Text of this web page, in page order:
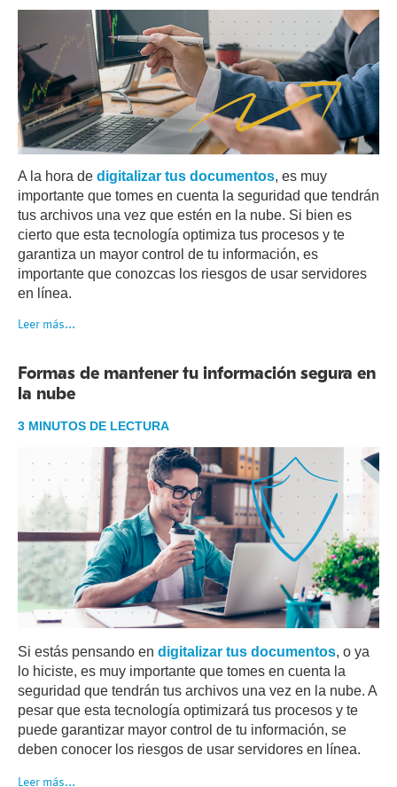
A la hora de digitalizar tus documentos, es muy
importante que tomes en cuenta la seguridad que tendrán
tus archivos una vez que estén en la nube. Si bien es
cierto que esta tecnología optimiza tus procesos y te
garantiza un mayor control de tu información, es
importante que conozcas los riesgos de usar servidores
en línea.
Leer más...
Formas de mantener tu información segura en
la nube
3 MINUTOS DE LECTURA
Si estás pensando en digitalizar tus documentos, o ya
lo hiciste, es muy importante que tomes en cuenta la
seguridad que tendrán tus archivos una vez en la nube. A
pesar que esta tecnología optimizará tus procesos y te
puede garantizar mayor control de tu información, se
deben conocer los riesgos de usar servidores en línea.
Leer más...